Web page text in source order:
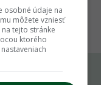
osobné údaje na
môžete vzniesť
tejto stránke
ktorého